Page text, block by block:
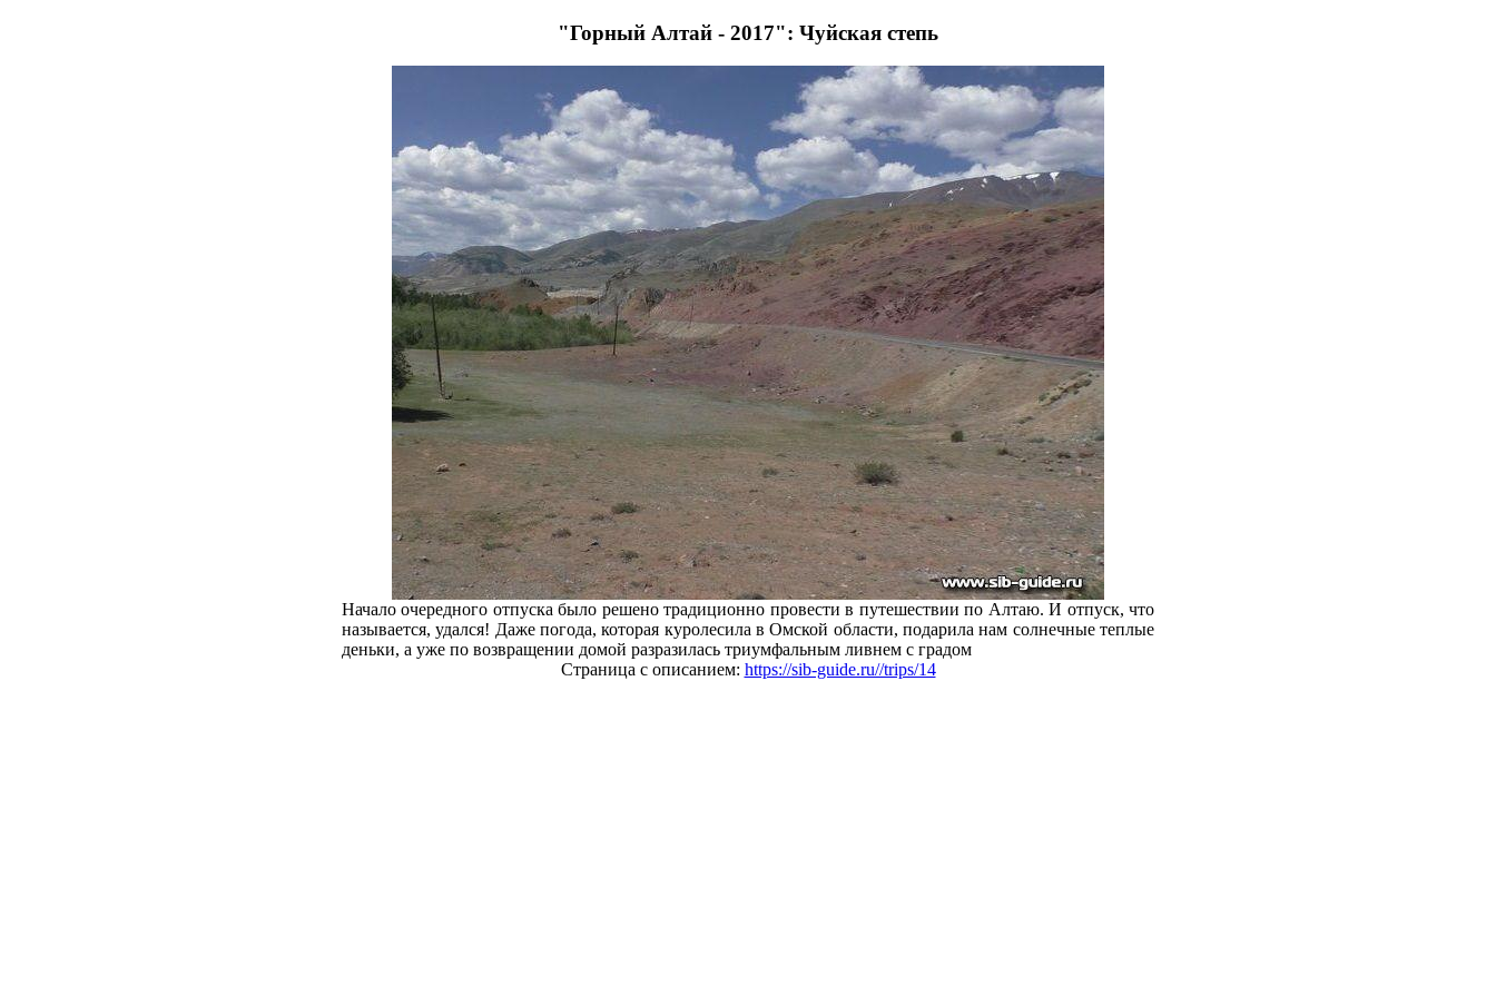
"Горный Алтай - 2017": Чуйская степь
Начало очередного отпуска было решено традиционно провести в путешествии по Алтаю. И отпуск, что
называется, удался! Даже погода, которая куролесила в Омской области, подарила нам солнечные теплые
деньки, а уже по возвращении домой разразилась триумфальным ливнем с градом
Страница с описанием: https://sib-guide.ru//trips/14